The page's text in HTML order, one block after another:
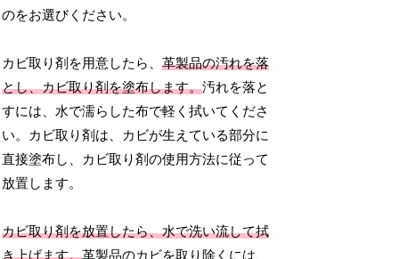
のをお選びください。
カビ取り剤を用意したら、革製品の汚れを落
とし、カビ取り剤を塗布します。汚れを落と
すには、水で濡らした布で軽く拭いてくださ
い。カビ取り剤は、カビが生えている部分に
直接塗布し、カビ取り剤の使用方法に従って
放置します。
カビ取り剤を放置したら、水で洗い流して拭
き上げます。革製品のカビを取り除くには、